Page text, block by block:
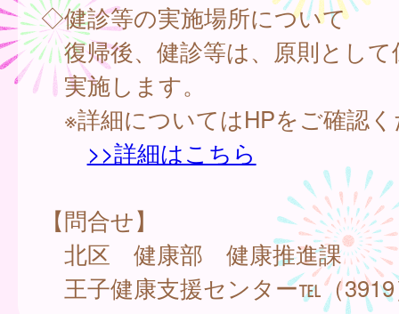
◇健診等の実施場所について
復帰後、健診等は、原則として
実施します。
※詳細についてはHPをご確認
>>詳細はこちら
【問合せ】
北区 健康部 健康推進課
王子健康支援センター℡（3919